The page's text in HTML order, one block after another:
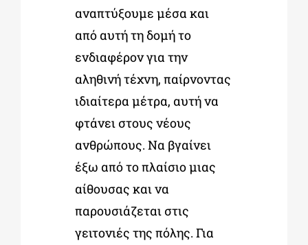
αναπτύξουμε μέσα και
από αυτή τη δομή το
ενδιαφέρον για την
αληθινή τέχνη, παίρνοντας
ιδιαίτερα μέτρα, αυτή να
φτάνει στους νέους
ανθρώπους. Να βγαίνει
έξω από το πλαίσιο μιας
αίθουσας και να
παρουσιάζεται στις
γειτονιές της πόλης. Για